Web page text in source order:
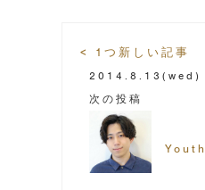
< 1つ新しい記事
2014.8.13 (wed)
次の投稿
Youth